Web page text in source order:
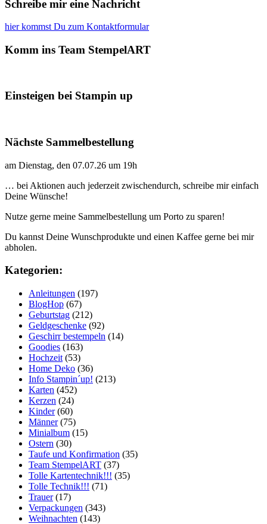
Schreibe mir eine Nachricht
hier kommst Du zum Kontaktformular
Komm ins Team StempelART
Einsteigen bei Stampin up
Nächste Sammelbestellung
am Dienstag, den 07.07.26 um 19h
… bei Aktionen auch jederzeit zwischendurch, schreibe mir einfach
Deine Wünsche!
Nutze gerne meine Sammelbestellung um Porto zu sparen!
Du kannst Deine Wunschprodukte und einen Kaffee gerne bei mir
abholen.
Kategorien:
Anleitungen (197)
BlogHop (67)
Geburtstag (212)
Geldgeschenke (92)
Geschirr bestempeln (14)
Goodies (163)
Hochzeit (53)
Home Deko (36)
Info Stampin´up! (213)
Karten (452)
Kerzen (24)
Kinder(60)
Männer(75)
Minialbum (15)
Ostern (30)
Taufe und Konfirmation (35)
Team StempelART (37)
Tolle Kartentechnik!!! (35)
Tolle Technik!!! (71)
Trauer(17)
Verpackungen (343)
Weihnachten (143)